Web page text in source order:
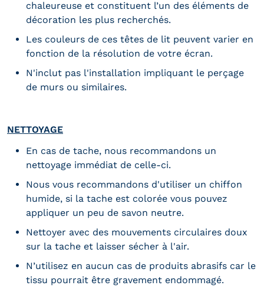
chaleureuse et constituent l’un des éléments de
décoration les plus recherchés.
Les couleurs de ces têtes de lit peuvent varier en
fonction de la résolution de votre écran.
N'inclut pas l'installation impliquant le perçage
de murs ou similaires.
NETTOYAGE
En cas de tache, nous recommandons un
nettoyage immédiat de celle-ci.
Nous vous recommandons d'utiliser un chiffon
humide, si la tache est colorée vous pouvez
appliquer un peu de savon neutre.
Nettoyer avec des mouvements circulaires doux
sur la tache et laisser sécher à l'air.
N’utilisez en aucun cas de produits abrasifs car le
tissu pourrait être gravement endommagé.